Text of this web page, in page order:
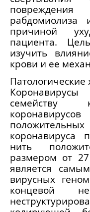
рабдомиолиза
причиной
пациента.
изучить
крови и ее
Патологические
семейству
коронавируса
нить
размером от
является
вирусных
концевой